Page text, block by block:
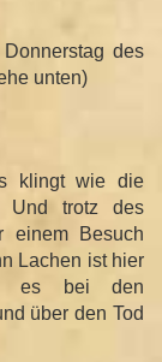
des
unten)
klingt wie die
Und trotz des
einem Besuch
Lachen ist hier
es bei den
über den Tod